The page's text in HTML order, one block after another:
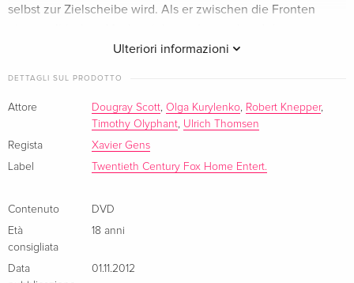
Ulteriori informazioni
selbst zur Zielscheibe wird. Als er zwischen die Fronten
russischen Militär gerät, wird aus dem Jäger der Gejagte.
räumen will - und warum. Doch damit nicht genug, auch die
geheimnisvolle Nika entwickelt sich zu einer grossen
Herausforderung für den kühlen Killer.
DETTAGLI SUL PRODOTTO
Attore Dougray Scott Olga Kurylenko Robert Knepper,
Timothy Olyphant Ulrich Thomsen
Regista
Xavier Gens
Label
Twentieth Century Fox Home Entert.
Contenuto
DVD
Età
consigliata
18 anni
Data
01.11.2012